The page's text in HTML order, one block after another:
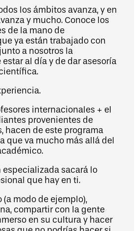
los ámbitos avanza, y en
y mucho. Conoce los
de la mano de
ya están trabajado con
a nosotros la
al día y de dar asesoría
internacionales + el
provenientes de
hacen de este programa
que va mucho más allá del
especializada sacará lo
que hay en ti.
modo de ejemplo),
compartir con la gente
en su cultura y hacer